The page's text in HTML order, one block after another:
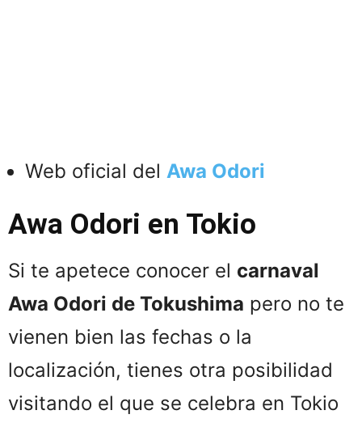
Web oficial del Awa Odori
Awa Odori en Tokio
Si te apetece conocer el carnaval
Awa Odori de Tokushima pero no te
vienen bien las fechas o la
localización, tienes otra posibilidad
visitando el que se celebra en Tokio